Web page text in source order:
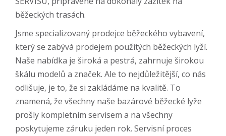
běžeckých trasách.
Jsme specializovaný prodejce běžeckého vybavení,
který se zabývá prodejem použitých běžeckých lyží.
Naše nabídka je široká a pestrá, zahrnuje širokou
škálu modelů a značek. Ale to nejdůležitější, co nás
odlišuje, je to, že si zakládáme na kvalitě. To
znamená, že všechny naše bazárové běžecké lyže
prošly kompletním servisem a na všechny
poskytujeme záruku jeden rok. Servisní proces